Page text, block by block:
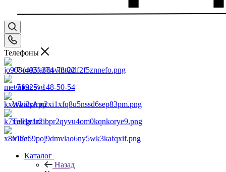
Телефоны
+7 (495) 374-78-22
+7 (925) 148-50-54
WhatsApp
Telegram
Viber
Каталог
Назад